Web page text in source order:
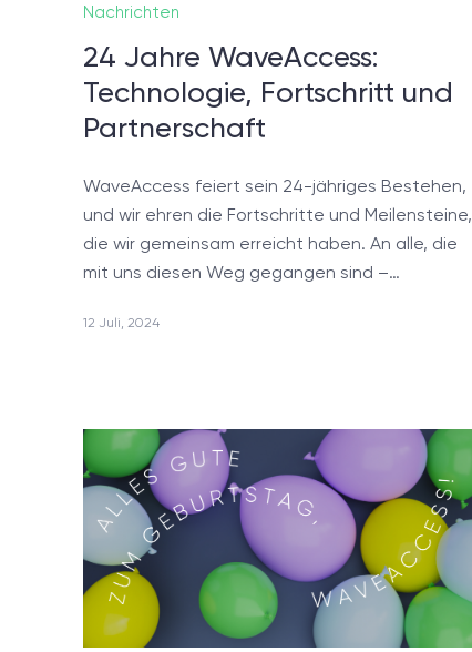
Nachrichten
24 Jahre WaveAccess:
Technologie, Fortschritt und
Partnerschaft
WaveAccess feiert sein 24-jähriges Bestehen,
und wir ehren die Fortschritte und Meilensteine,
die wir gemeinsam erreicht haben. An alle, die
mit uns diesen Weg gegangen sind –…
12 Juli, 2024
DIENSTLEISTUNGEN
Anwendungsentwicklung
Qualitätsprüfung
Microsoft CRM Kundenspezifische Entwicklung &
Anpassung
Entwicklung wissenschaftlicher Software
Entwicklung und Optimierung von Projekten mittels R